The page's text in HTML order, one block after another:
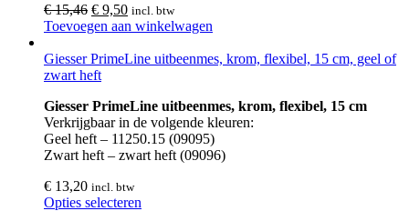
€15,46 € 9,50 incl. btw
Toevoegen aan winkelwagen
Giesser PrimeLine uitbeenmes, krom, flexibel, 15 cm, geel of
zwart heft
Giesser PrimeLine uitbeenmes, krom, flexibel, 15 cm
Verkrijgbaar in de volgende kleuren:
Geel heft – 11250.15 (09095)
Zwart heft – zwart heft (09096)
€ 13,20 incl. btw
Opties selecteren